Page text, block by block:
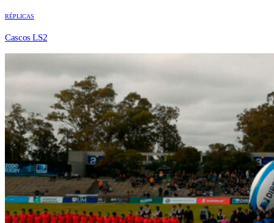
RÉPLICAS
Cascos LS2